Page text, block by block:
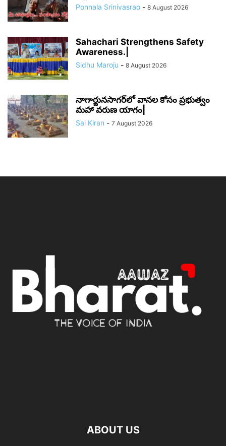
Ponnala Srinivasrao - 8 August 2026
Sahachari Strengthens Safety
Awareness.|
Sidhu Maroju - 8 August 2026
నాగార్జునసాగర్‌లో వానల కోసం ప్రభుత్వం
మహా వరుణ యాగం|
Sai Kiran - 7 August 2026
ABOUT US